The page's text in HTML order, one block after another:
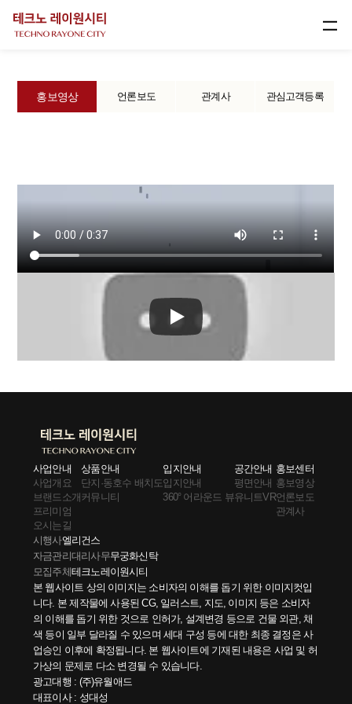
사업안내
일정안내
홍보센터
홍보영상 언론보도 관계사 관심고객등록
사업안내
사업개요
브랜드소개
프리미엄
오시는길
상품안내
단지·동호수 배치도
커뮤니티
입지안내
입지안내
360° 어라운드 뷰
공간안내
평면안내
유니트VR
홍보센터
홍보영상
언론보도
관계사
시행사엘리건스
자금관리대리사무무궁화신탁
모집주체테크노레이원시티
본 웹사이트 상의 이미지는 소비자의 이해를 돕기 위한 이미지컷입
니다. 본 제작물에 사용된 CG, 일러스트, 지도, 이미지 등은 소비자
의 이해를 돕기 위한 것으로 인허가, 설계변경 등으로 건물 외관, 채
색 등이 일부 달라질 수 있으며 세대 구성 등에 대한 최종 결정은 사
업승인 이후에 확정됩니다. 본 웹사이트에 기재된 내용은 사업 및 허
가상의 문제로 다소 변경될 수 있습니다.
광고대행 : (주)유월애드
대표이사 : 성대성